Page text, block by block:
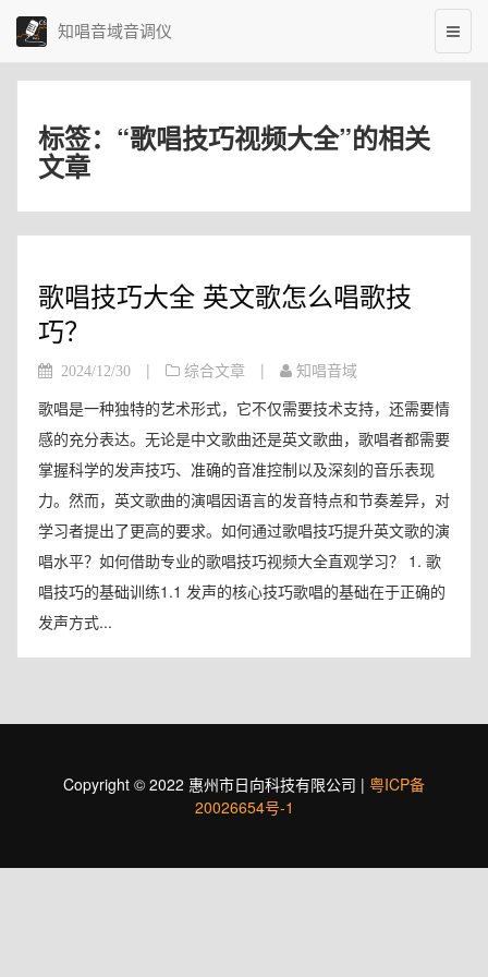
知唱音域音调仪
标签：“歌唱技巧视频大全”的相关
文章
歌唱技巧大全 英文歌怎么唱歌技
巧？
2024/12/30 | 综合文章 | 知唱音域
歌唱是一种独特的艺术形式，它不仅需要技术支持，还需要情
感的充分表达。无论是中文歌曲还是英文歌曲，歌唱者都需要
掌握科学的发声技巧、准确的音准控制以及深刻的音乐表现
力。然而，英文歌曲的演唱因语言的发音特点和节奏差异，对
学习者提出了更高的要求。如何通过歌唱技巧提升英文歌的演
唱水平？如何借助专业的歌唱技巧视频大全直观学习？ 1. 歌
唱技巧的基础训练1.1 发声的核心技巧歌唱的基础在于正确的
发声方式...
Copyright © 2022 惠州市日向科技有限公司 | 粤ICP备
20026654号-1